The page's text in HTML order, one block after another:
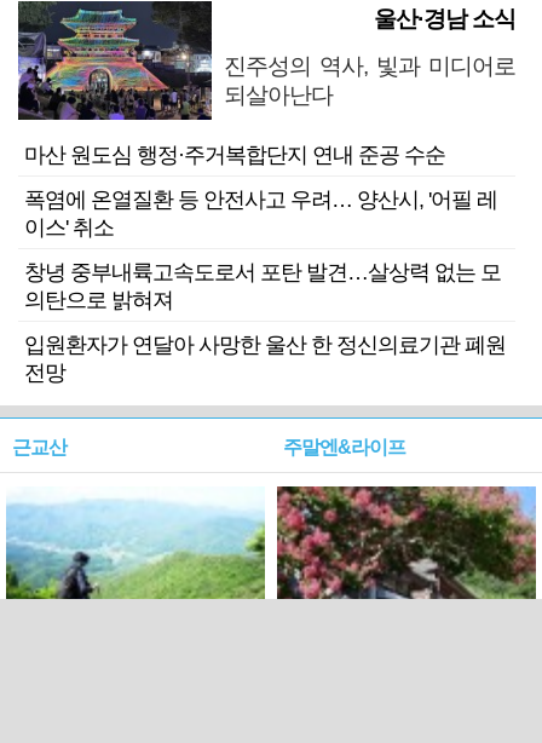
울산·경남 소식
진주성의 역사, 빛과 미디어로
되살아난다
마산 원도심 행정·주거복합단지 연내 준공 수순
폭염에 온열질환 등 안전사고 우려… 양산시, '어필 레
이스' 취소
창녕 중부내륙고속도로서 포탄 발견…살상력 없는 모
의탄으로 밝혀져
입원환자가 연달아 사망한 울산 한 정신의료기관 폐원
전망
근교산 주말엔&라이프